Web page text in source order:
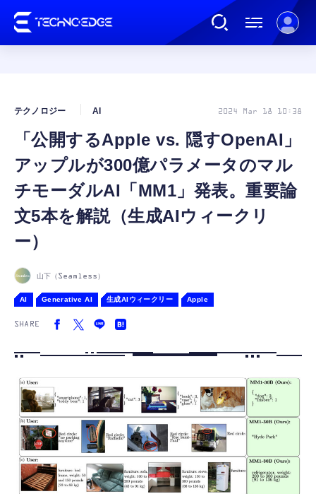
AI
ガジェット
ゲーム
FOLLOW US
「公開するApple vs. 隠すOpenAI」
アップルが300億パラメータのマル
チモーダルAI「MM1」発表。重要論
文5本を解説（生成AIウィークリ
ー）
テクノロジー AI 2024 Mar 18 10:38
山下（Seamless）
AI Generative AI 生成AIウィークリー Apple
SHARE